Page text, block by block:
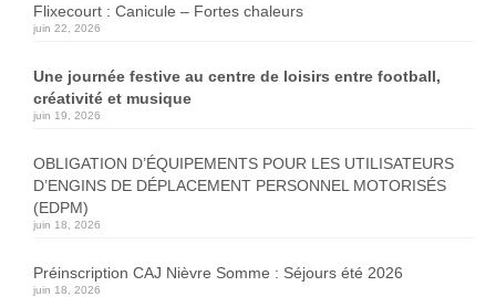
Flixecourt : Canicule – Fortes chaleurs
juin 22, 2026
Une journée festive au centre de loisirs entre football,
créativité et musique
juin 19, 2026
OBLIGATION D’ÉQUIPEMENTS POUR LES UTILISATEURS
D’ENGINS DE DÉPLACEMENT PERSONNEL MOTORISÉS
(EDPM)
juin 18, 2026
Préinscription CAJ Nièvre Somme : Séjours été 2026
juin 18, 2026